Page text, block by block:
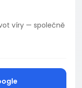
víry — společně